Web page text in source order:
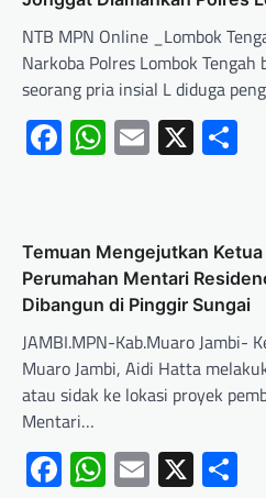
NTB MPN Online _Lombok
Narkoba Polres Lombok
seorang pria insial L diduga
Facebook
WhatsApp
Email
X
Temuan Mengejutkan Ketua
Perumahan Mentari
Dibangun di Pinggir Sungai
JAMBI.MPN-Kab.Muaro Jambi-
Muaro Jambi, Aidi Hatta
atau sidak ke lokasi proyek
Mentari…
Facebook
WhatsApp
Email
X